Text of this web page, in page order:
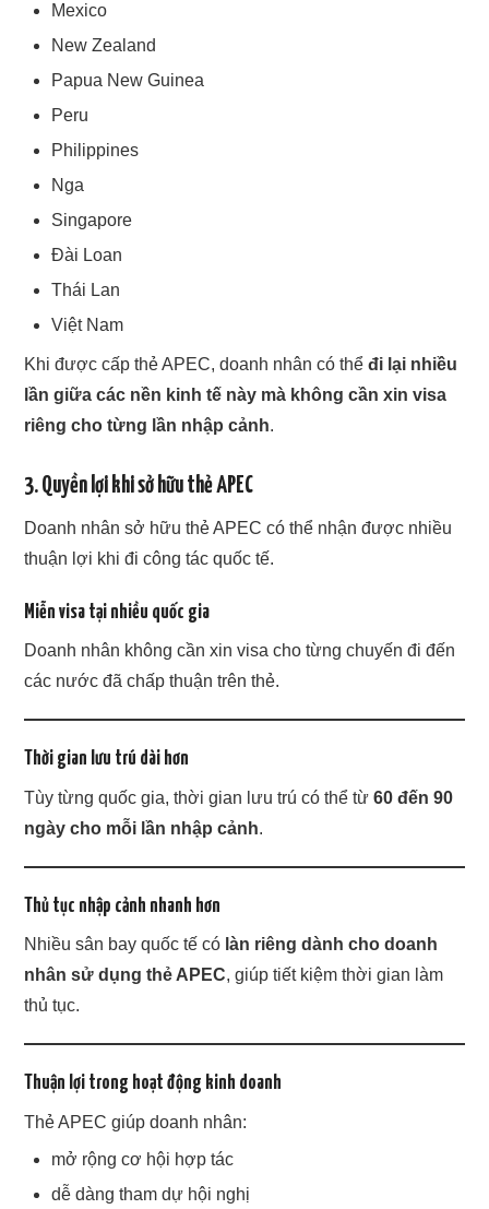
Mexico
New Zealand
Papua New Guinea
Peru
Philippines
Nga
Singapore
Đài Loan
Thái Lan
Việt Nam
Khi được cấp thẻ APEC, doanh nhân có thểđi lại nhiều
lần giữa các nền kinh tế này mà không cần xin visa
riêng cho từng lần nhập cảnh.
3. Quyền lợi khi sở hữu thẻ APEC
Doanh nhân sở hữu thẻ APEC có thể nhận được nhiều
thuận lợi khi đi công tác quốc tế.
Miễn visa tại nhiều quốc gia
Doanh nhân không cần xin visa cho từng chuyến đi đến
các nước đã chấp thuận trên thẻ.
Thời gian lưu trú dài hơn
Tùy từng quốc gia, thời gian lưu trú có thể từ60 đến 90
ngày cho mỗi lần nhập cảnh.
Thủ tục nhập cảnh nhanh hơn
Nhiều sân bay quốc tế có làn riêng dành cho doanh
nhân sử dụng thẻ APEC, giúp tiết kiệm thời gian làm
thủ tục.
Thuận lợi trong hoạt động kinh doanh
Thẻ APEC giúp doanh nhân:
mở rộng cơ hội hợp tác
dễ dàng tham dự hội nghị